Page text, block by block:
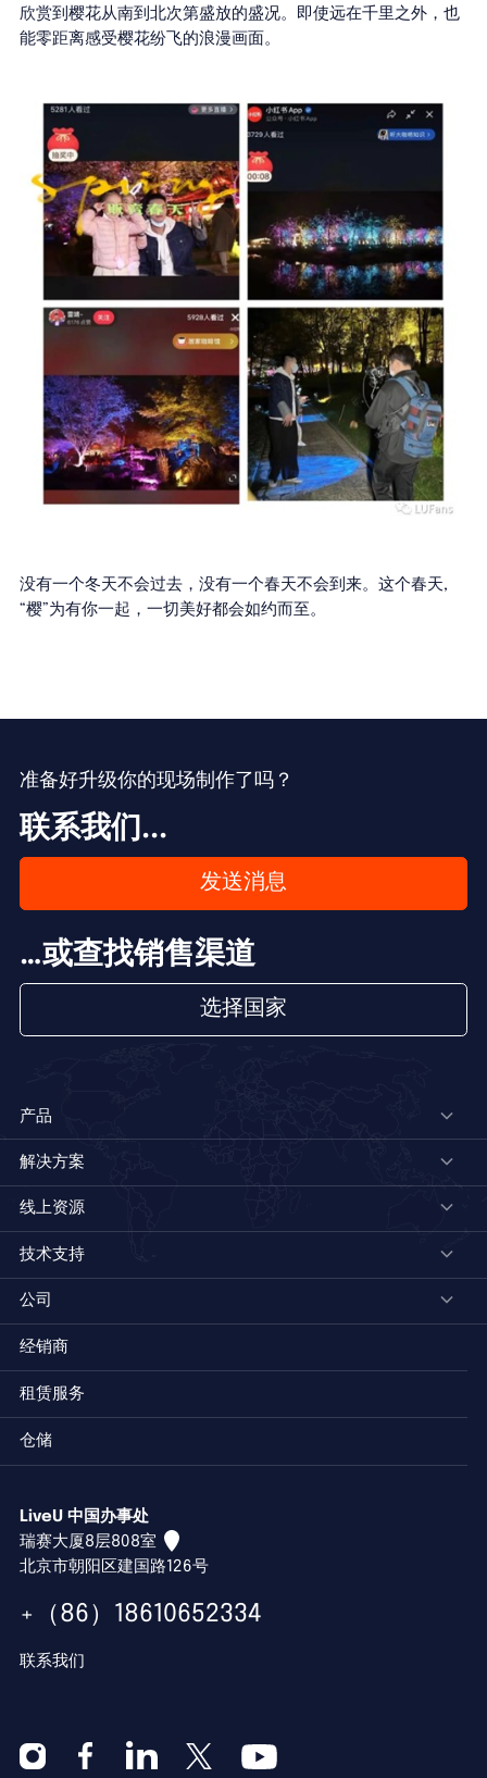
欣赏到樱花从南到北次第盛放的盛况。即使远在千里之外，也
能零距离感受樱花纷飞的浪漫画面。
没有一个冬天不会过去，没有一个春天不会到来。这个春天,
“樱”为有你一起，一切美好都会如约而至。
准备好升级你的现场制作了吗？
联系我们...
发送消息
…或查找销售渠道
选择国家
产品
解决方案
线上资源
技术支持
公司
经销商
租赁服务
仓储
LiveU 中国办事处
瑞赛大厦8层808室
北京市朝阳区建国路126号
+（86）18610652334
联系我们